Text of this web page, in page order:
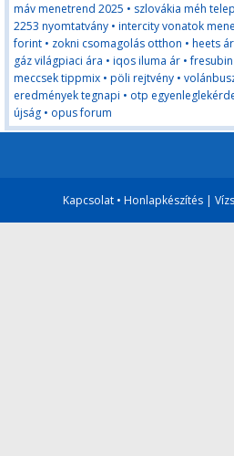
máv menetrend 2025 • szlovákia méh
2253 nyomtatvány • intercity vonatok
forint • zokni csomagolás otthon • heets ár
gáz világpiaci ára • iqos iluma ár •
meccsek tippmix • pöli rejtvény •
eredmények tegnapi • otp
újság • opus forum
Kapcsolat• Honlapkészítés|